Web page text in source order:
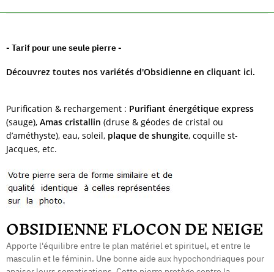
- Tarif pour une seule pierre -
Découvrez toutes nos variétés d'Obsidienne en cliquant ici.
Purification & rechargement : Purifiant énergétique express
(sauge), Amas cristallin (druse & géodes de cristal ou
d’améthyste), eau, soleil, plaque de shungite, coquille st-
Jacques, etc.
OBSIDIENNE FLOCON DE NEIGE
Apporte l'équilibre entre le plan matériel et spirituel, et entre le
masculin et le féminin. Une bonne aide aux hypochondriaques pour